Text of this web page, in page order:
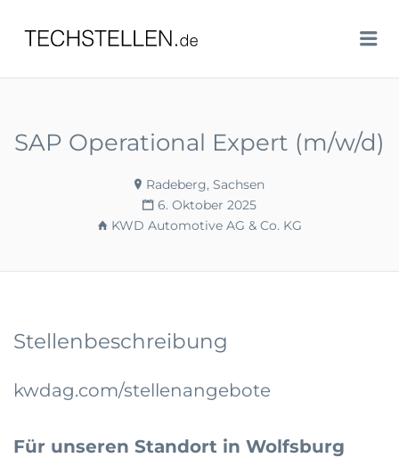
TECHSTELLEN.DE
SAP Operational Expert (m/w/d)
Radeberg, Sachsen
6. Oktober 2025
KWD Automotive AG & Co. KG
Stellenbeschreibung
kwdag.com/stellenangebote
Für unseren Standort in Wolfsburg